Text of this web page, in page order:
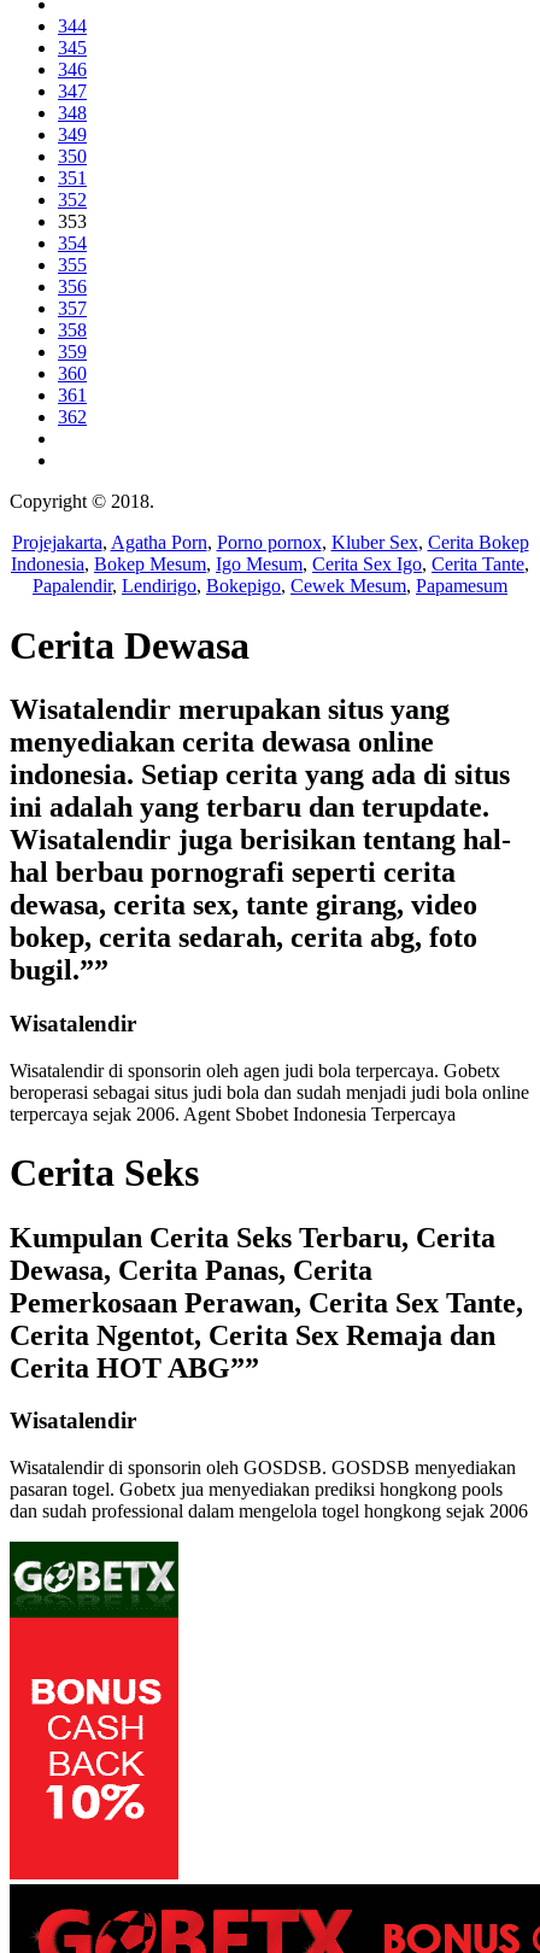
344
345
346
347
348
349
350
351
352
353
354
355
356
357
358
359
360
361
362
Copyright © 2018.
Projejakarta, Agatha Porn, Porno pornox, Kluber Sex, Cerita Bokep
Indonesia, Bokep Mesum, Igo Mesum, Cerita Sex Igo, Cerita Tante,
Papalendir, Lendirigo, Bokepigo, Cewek Mesum, Papamesum
Cerita Dewasa
Wisatalendir merupakan situs yang
menyediakan cerita dewasa online
indonesia. Setiap cerita yang ada di situs
ini adalah yang terbaru dan terupdate.
Wisatalendir juga berisikan tentang hal-
hal berbau pornografi seperti cerita
dewasa, cerita sex, tante girang, video
bokep, cerita sedarah, cerita abg, foto
bugil.””
Wisatalendir
Wisatalendir di sponsorin oleh agen judi bola terpercaya. Gobetx
beroperasi sebagai situs judi bola dan sudah menjadi judi bola online
terpercaya sejak 2006. Agent Sbobet Indonesia Terpercaya
Cerita Seks
Kumpulan Cerita Seks Terbaru, Cerita
Dewasa, Cerita Panas, Cerita
Pemerkosaan Perawan, Cerita Sex Tante,
Cerita Ngentot, Cerita Sex Remaja dan
Cerita HOT ABG””
Wisatalendir
Wisatalendir di sponsorin oleh GOSDSB. GOSDSB menyediakan
pasaran togel. Gobetx jua menyediakan prediksi hongkong pools
dan sudah professional dalam mengelola togel hongkong sejak 2006